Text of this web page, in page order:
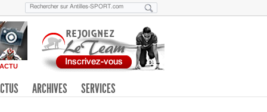
ARCHIVES SERVICES